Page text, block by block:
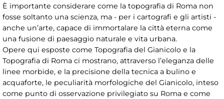
È importante considerare come la topografia di Roma non
fosse soltanto una scienza, ma - per i cartografi e gli artisti -
anche un’arte, capace di immortalare la città eterna come
una fusione di paesaggio naturale e vita urbana.
Opere qui esposte come Topografia del Gianicolo e la
Topografia di Roma ci mostrano, attraverso l’eleganza delle
linee morbide, e la precisione della tecnica a bulino e
acquaforte, le peculiarità morfologiche del Gianicolo, inteso
come punto di osservazione privilegiato su Roma e come